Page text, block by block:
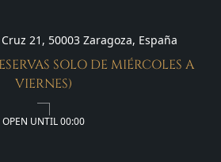
21, 50003 Zaragoza, España
SOLO DE MIÉRCOLES A
VIERNES)
OPEN UNTIL 00:00